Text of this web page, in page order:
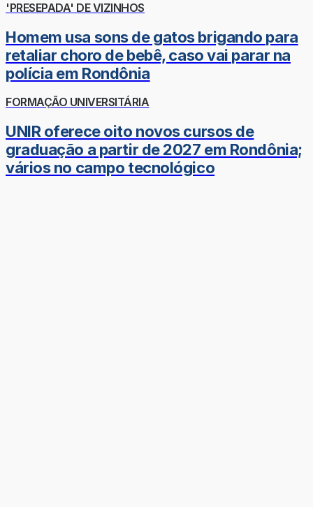
'PRESEPADA' DE VIZINHOS
Homem usa sons de gatos brigando para
retaliar choro de bebê, caso vai parar na
polícia em Rondônia
FORMAÇÃO UNIVERSITÁRIA
UNIR oferece oito novos cursos de
graduação a partir de 2027 em Rondônia;
vários no campo tecnológico